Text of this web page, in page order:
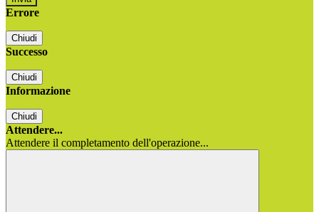
Errore
Chiudi
Successo
Chiudi
Informazione
Chiudi
Attendere...
Attendere il completamento dell'operazione...